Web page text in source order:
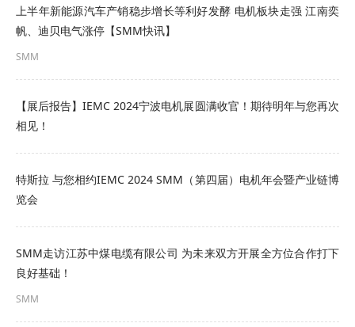
始起步发展，伴随着政策及疫情等诸多因素的影
响，国内汽车增长幅度偏缓，整体呈现震荡上行的
局面。
Ø2022年之后，国内汽车产销明显上行，增幅显著
动了中国汽车工业的持续发展。
场容量不断提升
►SMM分析
上半年新能源汽车产销稳步增长等利好发酵 电机板块走强 江南奕
帆、迪贝电气涨停【SMM快讯】
SMM
【展后报告】IEMC 2024宁波电机展圆满收官！期待明年与您再次
相见！
特斯拉 与您相约IEMC 2024 SMM（第四届）电机年会暨产业链博
览会
SMM走访江苏中煤电缆有限公司 为未来双方开展全方位合作打下
良好基础！
SMM